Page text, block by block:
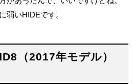
弱いHIDEです。
（2017年モデル）